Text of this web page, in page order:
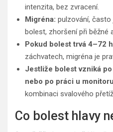
intenzita, bez zvracení.
Migréna: pulzování,
bolest, zhoršení při běžné
Pokud bolest trvá 4–72
záchvatech, migréna je
Jestliže bolest vzniká
nebo po práci u monitoru
kombinaci svalového
Co bolest hlavy